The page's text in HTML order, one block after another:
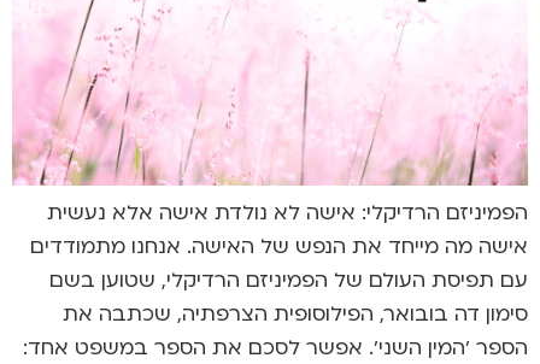
הפמיניזם הרדיקלי: אישה לא נולדת אישה אלא נעשית
אישה מה מייחד את הנפש של האישה. אנחנו מתמודדים
עם תפיסת העולם של הפמיניזם הרדיקלי, שטוען בשם
סימון דה בובואר, הפילוסופית הצרפתיה, שכתבה את
הספר 'המין השני'. אפשר לסכם את הספר במשפט אחד: